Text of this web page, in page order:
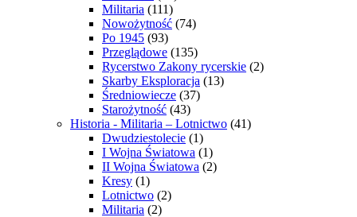
Militaria (111)
Nowożytność (74)
Po 1945 (93)
Przeglądowe (135)
Rycerstwo Zakony rycerskie (2)
Skarby Eksploracja (13)
Średniowiecze (37)
Starożytność (43)
Historia - Militaria – Lotnictwo (41)
Dwudziestolecie (1)
I Wojna Światowa (1)
II Wojna Światowa (2)
Kresy (1)
Lotnictwo (2)
Militaria (2)